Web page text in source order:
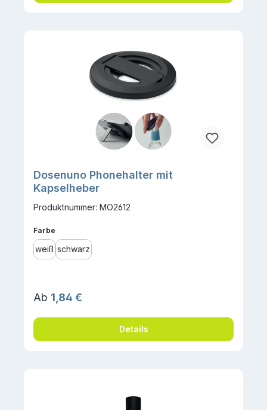
Dosenuno Phonehalter mit
Kapselheber
Produktnummer: MO2612
Farbe
weiß schwarz
Regulärer Preis:
Ab 1,84 €
Details